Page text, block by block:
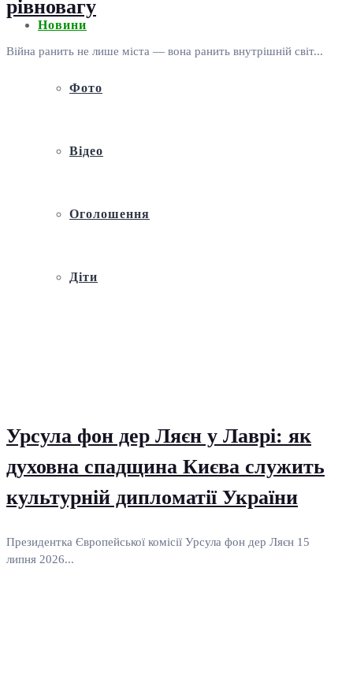
Новини
Фото
Відео
Оголошення
Діти
рівновагу
Війна ранить не лише міста — вона ранить внутрішній світ...
Урсула фон дер Ляєн у Лаврі: як
духовна спадщина Києва служить
культурній дипломатії України
Президентка Європейської комісії Урсула фон дер Ляєн 15
липня 2026...